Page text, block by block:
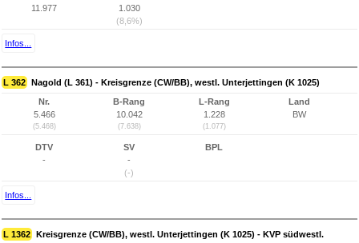
11.977
1.030
(8,6%)
Infos...
L 362 Nagold (L 361) - Kreisgrenze (CW/BB), westl. Unterjettingen (K 1025)
Nr.
5.466
(5.468)
B-Rang
10.042
(7.638)
L-Rang
1.228
(1.077)
Land
BW
DTV
-
SV
-
(-)
BPL
Infos...
L 1362 Kreisgrenze (CW/BB), westl. Unterjettingen (K 1025) - KVP südwestl.